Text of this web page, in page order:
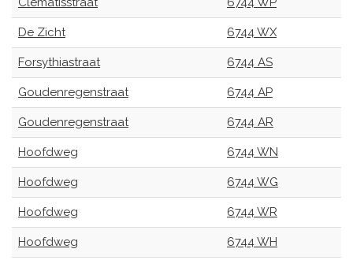
De Zicht 6744 WX
Forsythiastraat 6744 AS
Goudenregenstraat 6744 AP
Goudenregenstraat 6744 AR
Hoofdweg 6744 WN
Hoofdweg 6744 WG
Hoofdweg 6744 WR
Hoofdweg 6744 WH